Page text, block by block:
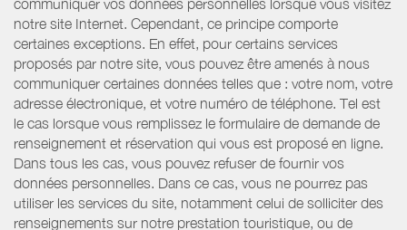
notre site Internet. Cependant, ce principe comporte
certaines exceptions. En effet, pour certains services
proposés par notre site, vous pouvez être amenés à nous
communiquer certaines données telles que : votre nom, votre
adresse électronique, et votre numéro de téléphone. Tel est
le cas lorsque vous remplissez le formulaire de demande de
renseignement et réservation qui vous est proposé en ligne.
Dans tous les cas, vous pouvez refuser de fournir vos
données personnelles. Dans ce cas, vous ne pourrez pas
utiliser les services du site, notamment celui de solliciter des
renseignements sur notre prestation touristique, ou de